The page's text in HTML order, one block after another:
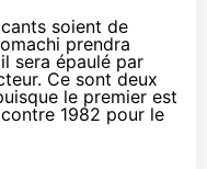
soient de
prendra
sera épaulé par
Ce sont deux
le premier est
1982 pour le